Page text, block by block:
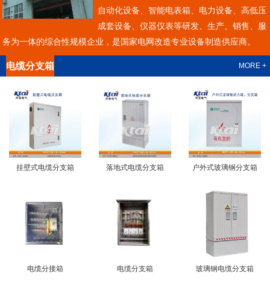
自动化设备、智能电表箱、电力设备、高低压
成套设备、仪器仪表等研发、生产、销售、服
务为一体的综合性规模企业，是国家电网改造专业设备制造供应商。
电缆分支箱 MORE +
挂壁式电缆分支箱 落地式电缆分支箱 户外式玻璃钢分支箱
电缆分接箱 电缆分支箱 玻璃钢电缆分支箱